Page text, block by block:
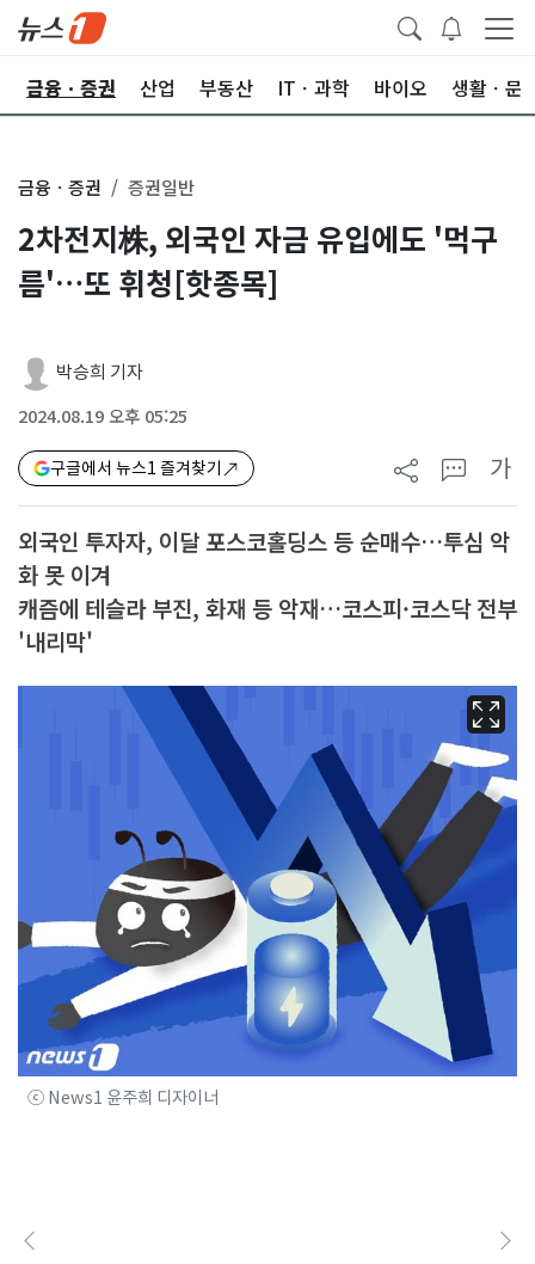
금융ㆍ증권 산업 부동산 ITㆍ과학 바이오 생활ㆍ문
금융ㆍ증권 증권일반
2차전지株, 외국인 자금 유입에도 '먹구
름'…또 휘청[핫종목]
박승희 기자
2024.08.19 오후 05:25
구글에서 뉴스1 즐겨찾기 가
외국인 투자자, 이달 포스코홀딩스 등 순매수…투심 악
화 못 이겨
캐즘에 테슬라 부진, 화재 등 악재…코스피·코스닥 전부
'내리막'
ⓒ News1 윤주희 디자이너